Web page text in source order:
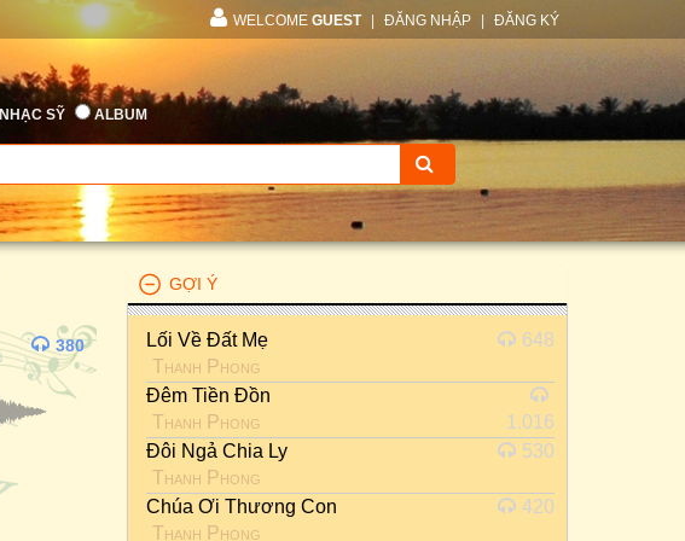
WELCOME GUEST ĐĂNG NHẬP ĐĂNG KÝ
NHẠC SỸ ALBUM
380
GỢI Ý
Lối Về Đất Mẹ
Thanh Phong
648
Đêm Tiền Đồn
Thanh Phong
1.016
Đôi Ngả Chia Ly
Thanh Phong
530
Chúa Ơi Thương Con
Thanh Phong
420